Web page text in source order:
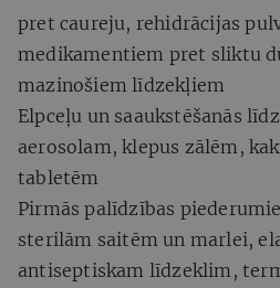
pret caureju, rehidrācijas
medikamentiem pret sliktu
mazinošiem līdzekļiem
Elpceļu un saaukstēšanās
aerosolam, klepus zālēm,
tabletēm
Pirmās palīdzības
sterilām saitēm un marlei,
antiseptiskam līdzeklim,